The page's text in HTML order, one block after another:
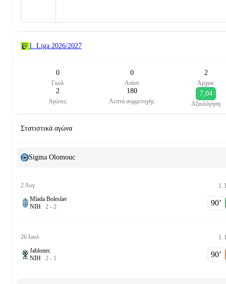
1. Liga 2026/2027
0
Γκολ
0
Ασίστ
2
Άρχισε
2
Αγώνες
180
Λεπτά συμμετοχής
7,04
Αξιολόγηση
Στατιστικά αγώνα
Sigma Olomouc
2 Αυγ
1.
Mlada Boleslav
ΝΙΗ 2 - 2 90‎’‎
26 Ιουλ
1.
Jablonec
ΝΙΗ 2 - 1 90‎’‎